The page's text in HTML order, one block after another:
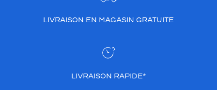
LIVRAISON EN MAGASIN GRATUITE
LIVRAISON RAPIDE*